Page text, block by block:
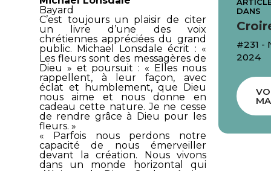
Bayard
C’est toujours un plaisir de citer
un livre d’une des voix
chrétiennes appréciées du grand
public. Michael Lonsdale écrit : «
Les fleurs sont des messagères de
Dieu » et poursuit : « Elles nous
rappellent, à leur façon, avec
éclat et humblement, que Dieu
nous aime et nous donne en
cadeau cette nature. Je ne cesse
de rendre grâce à Dieu pour les
fleurs. »
« Parfois nous perdons notre
capacité de nous émerveiller
devant la création. Nous vivons
dans un monde horizontal qui
DANS
#231 -
2024